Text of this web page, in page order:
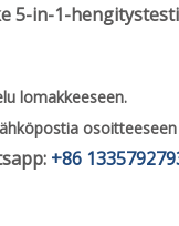
5-in-1-
lomakkeeseen.
osoitteeseen
+86